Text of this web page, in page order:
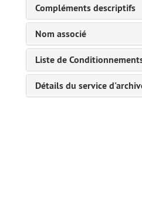
Compléments descriptifs
Nom associé
Liste de
Détails du service